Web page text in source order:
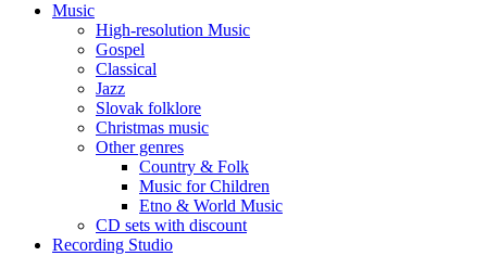
Music
High-resolution Music
Gospel
Classical
Jazz
Slovak folklore
Christmas music
Other genres
Country & Folk
Music for Children
Etno & World Music
CD sets with discount
Recording Studio